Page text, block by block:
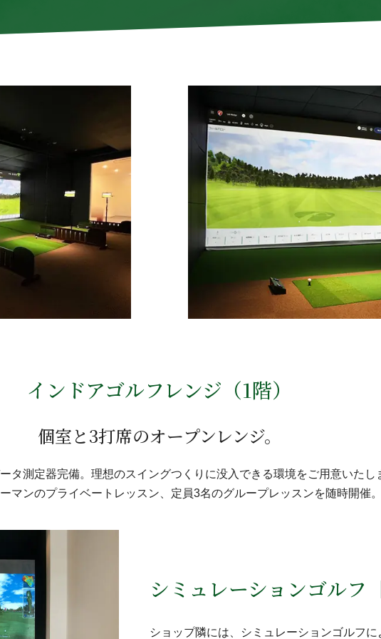
インドアゴルフレンジ（1階）
個室と3打席のオープンレンジ。
タ測定器完備。理想のスイングつくりに没入できる環境をご用意いたし
マンのプライベートレッスン、定員3名のグループレッスンを随時開催。
シミュレーションゴルフ
ショップ隣には、シミュレーションゴルフ